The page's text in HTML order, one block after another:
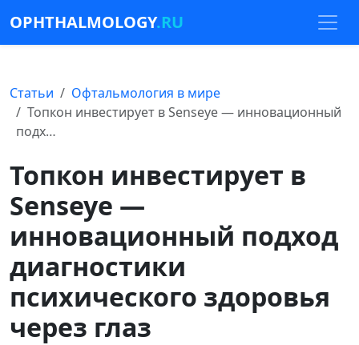
OPHTHALMOLOGY.RU
Статьи
Офтальмология в мире
Топкон инвестирует в Senseye — инновационный
подх…
Топкон инвестирует в
Senseye —
инновационный подход
диагностики
психического здоровья
через глаз